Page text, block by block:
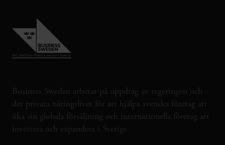
Business Sweden arbetar på uppdrag av regeringen och
det privata näringslivet för att hjälpa svenska företag att
öka sin globala försäljning och internationella företag att
investera och expandera i Sverige.